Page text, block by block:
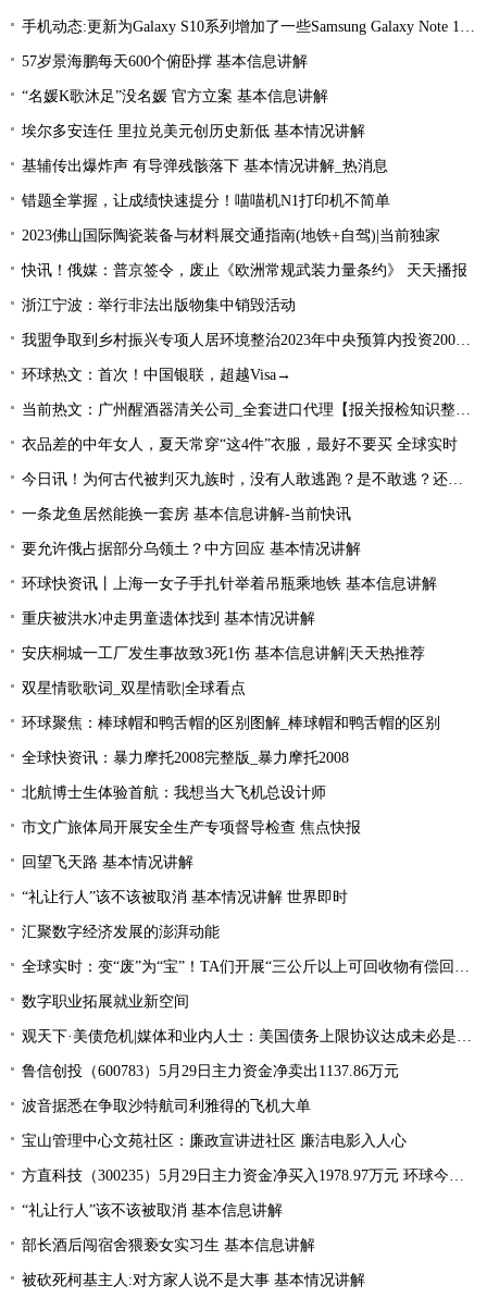
手机动态:更新为Galaxy S10系列增加了一些Samsung Galaxy Note 10功能|环球消息
57岁景海鹏每天600个俯卧撑 基本信息讲解
“名媛K歌沐足”没名媛 官方立案 基本信息讲解
埃尔多安连任 里拉兑美元创历史新低 基本情况讲解
基辅传出爆炸声 有导弹残骸落下 基本情况讲解_热消息
错题全掌握，让成绩快速提分！喵喵机N1打印机不简单
2023佛山国际陶瓷装备与材料展交通指南(地铁+自驾)|当前独家
快讯！俄媒：普京签令，废止《欧洲常规武装力量条约》 天天播报
浙江宁波：举行非法出版物集中销毁活动
我盟争取到乡村振兴专项人居环境整治2023年中央预算内投资2000万元
环球热文：首次！中国银联，超越Visa→
当前热文：广州醒酒器清关公司_全套进口代理【报关报检知识整理】
衣品差的中年女人，夏天常穿“这4件”衣服，最好不要买 全球实时
今日讯！为何古代被判灭九族时，没有人敢逃跑？是不敢逃？还是不能逃
一条龙鱼居然能换一套房 基本信息讲解-当前快讯
要允许俄占据部分乌领土？中方回应 基本情况讲解
环球快资讯丨上海一女子手扎针举着吊瓶乘地铁 基本信息讲解
重庆被洪水冲走男童遗体找到 基本情况讲解
安庆桐城一工厂发生事故致3死1伤 基本信息讲解|天天热推荐
双星情歌歌词_双星情歌|全球看点
环球聚焦：棒球帽和鸭舌帽的区别图解_棒球帽和鸭舌帽的区别
全球快资讯：暴力摩托2008完整版_暴力摩托2008
北航博士生体验首航：我想当大飞机总设计师
市文广旅体局开展安全生产专项督导检查 焦点快报
回望飞天路 基本情况讲解
“礼让行人”该不该被取消 基本情况讲解 世界即时
汇聚数字经济发展的澎湃动能
全球实时：变“废”为“宝”！TA们开展“三公斤以上可回收物有偿回收”宣传活动
数字职业拓展就业新空间
观天下·美债危机|媒体和业内人士：美国债务上限协议达成未必是“好消息”
鲁信创投（600783）5月29日主力资金净卖出1137.86万元
波音据悉在争取沙特航司利雅得的飞机大单
宝山管理中心文苑社区：廉政宣讲进社区 廉洁电影入人心
方直科技（300235）5月29日主力资金净买入1978.97万元 环球今亮点
“礼让行人”该不该被取消 基本信息讲解
部长酒后闯宿舍猥亵女实习生 基本信息讲解
被砍死柯基主人:对方家人说不是大事 基本情况讲解